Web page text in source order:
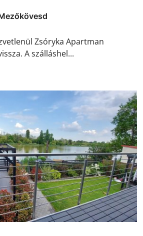
Zsóryka Apartman
A szálláshel...